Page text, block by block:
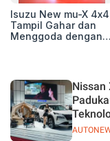
Isuzu New mu-X 4x4
Tampil Gahar dan
Menggoda dengan
Nissan